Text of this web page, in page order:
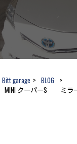
Bitt garage > BLOG >
MINI クーパーS ミラ